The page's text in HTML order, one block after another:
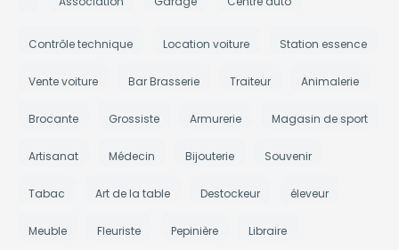
Contrôle technique Location voiture Station essence
Vente voiture Bar Brasserie Traiteur Animalerie
Brocante Grossiste Armurerie Magasin de sport
Artisanat Médecin Bijouterie Souvenir
Tabac Art de la table Destockeur éleveur
Meuble Fleuriste Pepinière Libraire